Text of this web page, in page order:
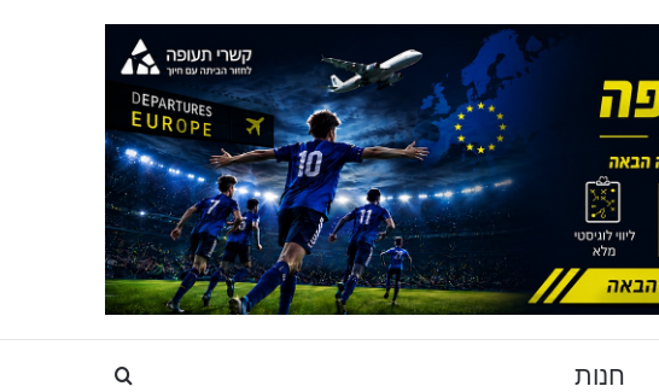
חנות Search for